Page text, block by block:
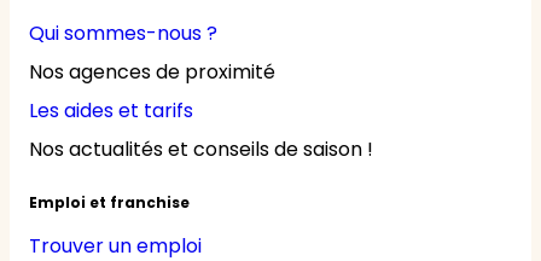
Qui sommes-nous ?
Nos agences de proximité
Les aides et tarifs
Nos actualités et conseils de saison !
Emploi et franchise
Trouver un emploi